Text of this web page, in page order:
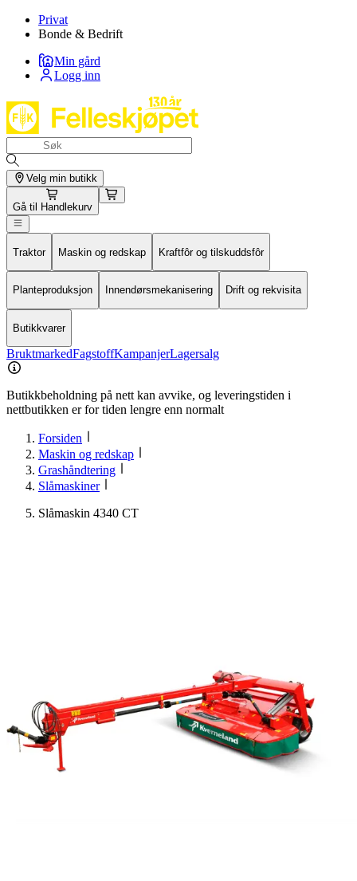
Privat
Bonde & Bedrift
Min gård
Logg inn
Velg min butikk
Gå til Handlekurv
Traktor Maskin og redskap Kraftfôr og tilskuddsfôr
Planteproduksjon Innendørsmekanisering Drift og rekvisita
Butikkvarer
BruktmarkedFagstoffKampanjerLagersalg
Butikkbeholdning på nett kan avvike, og leveringstiden i
nettbutikken er for tiden lengre enn normalt
Forsiden
Maskin og redskap
Grashåndtering
Slåmaskiner
Slåmaskin 4340 CT